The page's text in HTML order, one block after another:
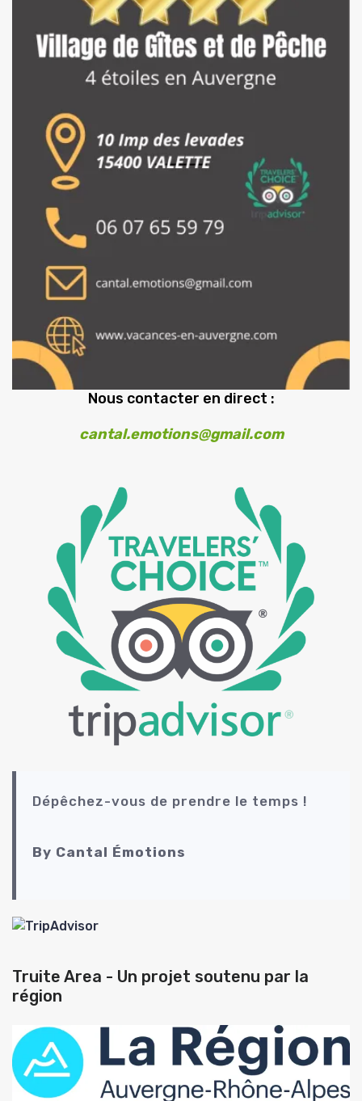
Nous contacter en direct :
cantal.emotions@gmail.com
Dépêchez-vous de prendre le temps !
By Cantal Émotions
Truite Area - Un projet soutenu par la
région